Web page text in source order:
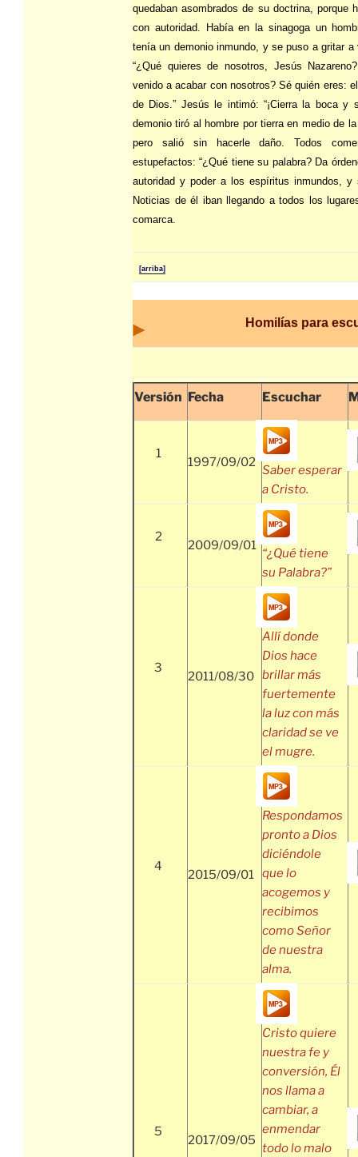
quedaban asombrados de su doctrina, porque
con autoridad. Había en la sinagoga un
tenía un demonio inmundo, y se puso a gritar a
“¿Qué quieres de nosotros, Jesús
venido a acabar con nosotros? Sé quién eres:
de Dios.” Jesús le intimó: “¡Cierra la boca y
demonio tiró al hombre por tierra en medio de
pero salió sin hacerle daño. Todos
estupefactos: “¿Qué tiene su palabra? Da
autoridad y poder a los espíritus inmundos, y
Noticias de él iban llegando a todos los
comarca.
[arriba]
Homilías para
Versión Fecha Escuchar
1
1997/09/02
Saber esperar
a Cristo.
2
2009/09/01
“¿Qué tiene
su Palabra?”
3
2011/08/30
Allí donde
Dios hace
brillar más
fuertemente
la luz con más
claridad se ve
el mugre.
4
2015/09/01
Respondamos
pronto a Dios
diciéndole
que lo
acogemos y
recibimos
como Señor
de nuestra
alma.
5
2017/09/05
Cristo quiere
nuestra fe y
conversión, Él
nos llama a
cambiar, a
enmendar
todo lo malo